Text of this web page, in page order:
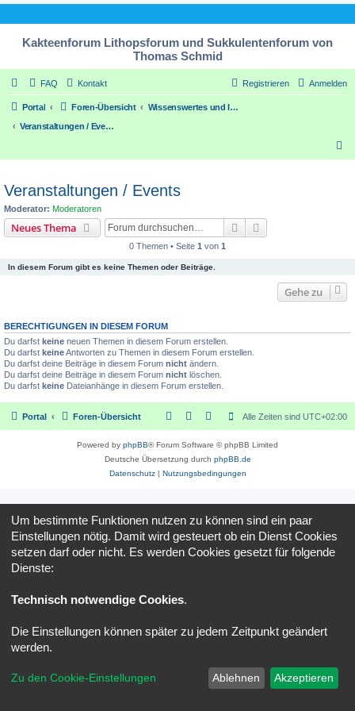
Kakteenforum Lithopsforum und Sukkulentenforum von
Thomas Schmid
FAQ Kontakt Anmelden
Registrieren
Portal Foren-Übersicht
Wissenswertes und Informatives über unsere Pflanzen / Some worth knowing things about our plants
Veranstaltungen / Events
Veranstaltungen / Events
Moderator: Moderatoren
Neues Thema Suche
0 Themen • Seite 1 von 1
In diesem Forum gibt es keine Themen oder Beiträge.
Gehe zu
BERECHTIGUNGEN IN DIESEM FORUM
Du darfst keine neuen Themen in diesem Forum erstellen.
Du darfst keineAntworten zu Themen in diesem Forum erstellen.
Du darfst deine Beiträge in diesem Forum nicht ändern.
Du darfst deine Beiträge in diesem Forum nicht löschen.
Du darfst keine Dateianhänge in diesem Forum erstellen.
Portal Foren-Übersicht Alle Zeiten sind UTC+02:00
Powered by phpBB® Forum Software © phpBB Limited
Deutsche Übersetzung durch phpBB.de
Datenschutz| Nutzungsbedingungen
Um bestimmte Funktionen nutzen zu können sind ein paar
Einstellungen nötig. Damit wird gesteuert ob ein Dienst Cookies
setzen darf oder nicht. Es werden Cookies gesetzt für folgende
Dienste:
Technisch notwendige Cookies.
Die Einstellungen können später zu jedem Zeitpunkt geändert
werden.
Zu den Cookie-Einstellungen Ablehnen Akzeptieren